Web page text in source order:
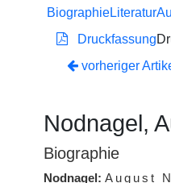
BiographieLiteratur
Druckfassung
vorheriger
Nodnagel,
Biographie
Nodnagel: August